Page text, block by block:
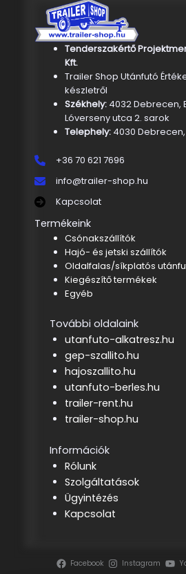
Tenderszakértő
Kft.
Trailer Shop Utánfutó
készletről
Székhely: 4032 Debrecen,
Lóverseny utca 2. sarok
Telephely:4030 Debrecen,
+36 70 621 7696
info@trailer-shop.hu
Kapcsolat
Termékeink
Csónakszállítók
Hajó- és jetski szállítók
Oldalfalas/síkplatós
Kiegészítő termékek
Egyéb
További oldalaink
utanfuto-alkatresz.hu
gep-szallito.hu
hajoszallito.hu
utanfuto-berles.hu
trailer-rent.hu
trailer-shop.hu
Információk
Rólunk
Szolgáltatások
Ügyintézés
Kapcsolat
Facebook Instagram